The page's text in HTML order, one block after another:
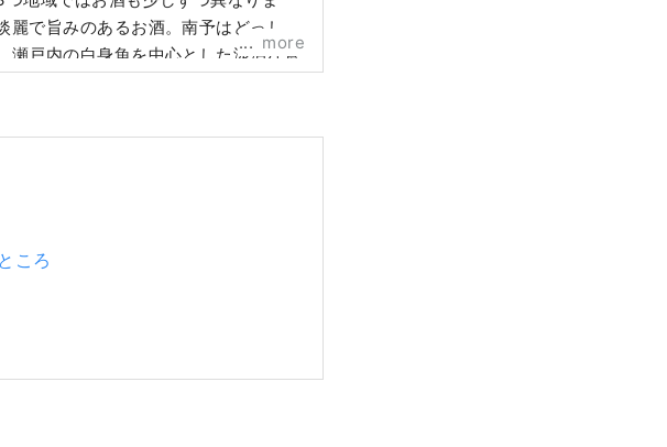
で旨みのあるお酒。南予はどっしり
瀬戸内の白身魚を中心とした淡泊な食
お酒であると言われています。瀬戸
す。
more
ころ